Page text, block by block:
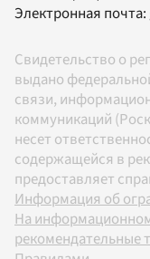
Электронная почта:
Свидетельство о
выдано
связи,
коммуникаций
несет
содержащейся в
предоставляет
Информация об
На
рекомендательные